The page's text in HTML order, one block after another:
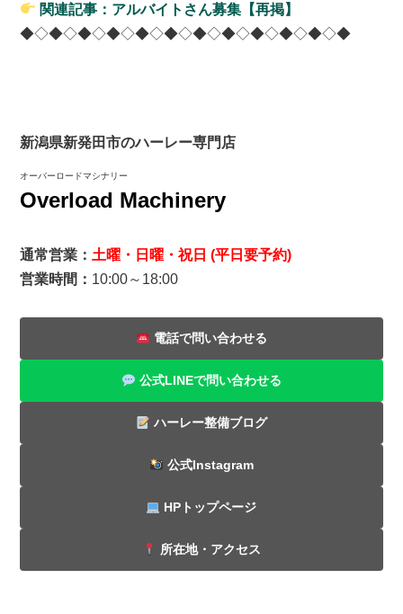
関連記事：アルバイトさん募集【再掲】
◆◇◆◇◆◇◆◇◆◇◆◇◆◇◆◇◆◇◆◇◆◇◆
新潟県新発田市のハーレー専門店
オーバーロードマシナリー
Overload Machinery
通常営業： 土曜・日曜・祝日 (平日要予約)
営業時間： 10:00～18:00
電話で問い合わせる
公式LINEで問い合わせる
ハーレー整備ブログ
公式Instagram
HPトップページ
所在地・アクセス